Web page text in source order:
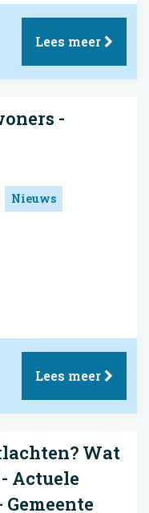
Lees meer
-
Nieuws
Lees meer
Wat
Actuele